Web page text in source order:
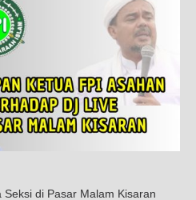
Seksi di Pasar Malam Kisaran